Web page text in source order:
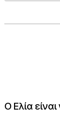
Ο Ελία